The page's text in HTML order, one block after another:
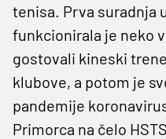
tenisa. Prva suradnja
funkcionirala je neko
gostovali kineski
klubove, a potom je
pandemije
Primorca na čelo